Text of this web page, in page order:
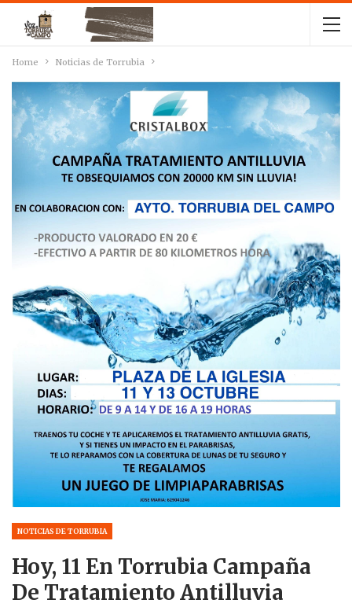
Home Noticias de Torrubia
NOTICIAS DE TORRUBIA
Hoy, 11 En Torrubia Campaña
De Tratamiento Antilluvia